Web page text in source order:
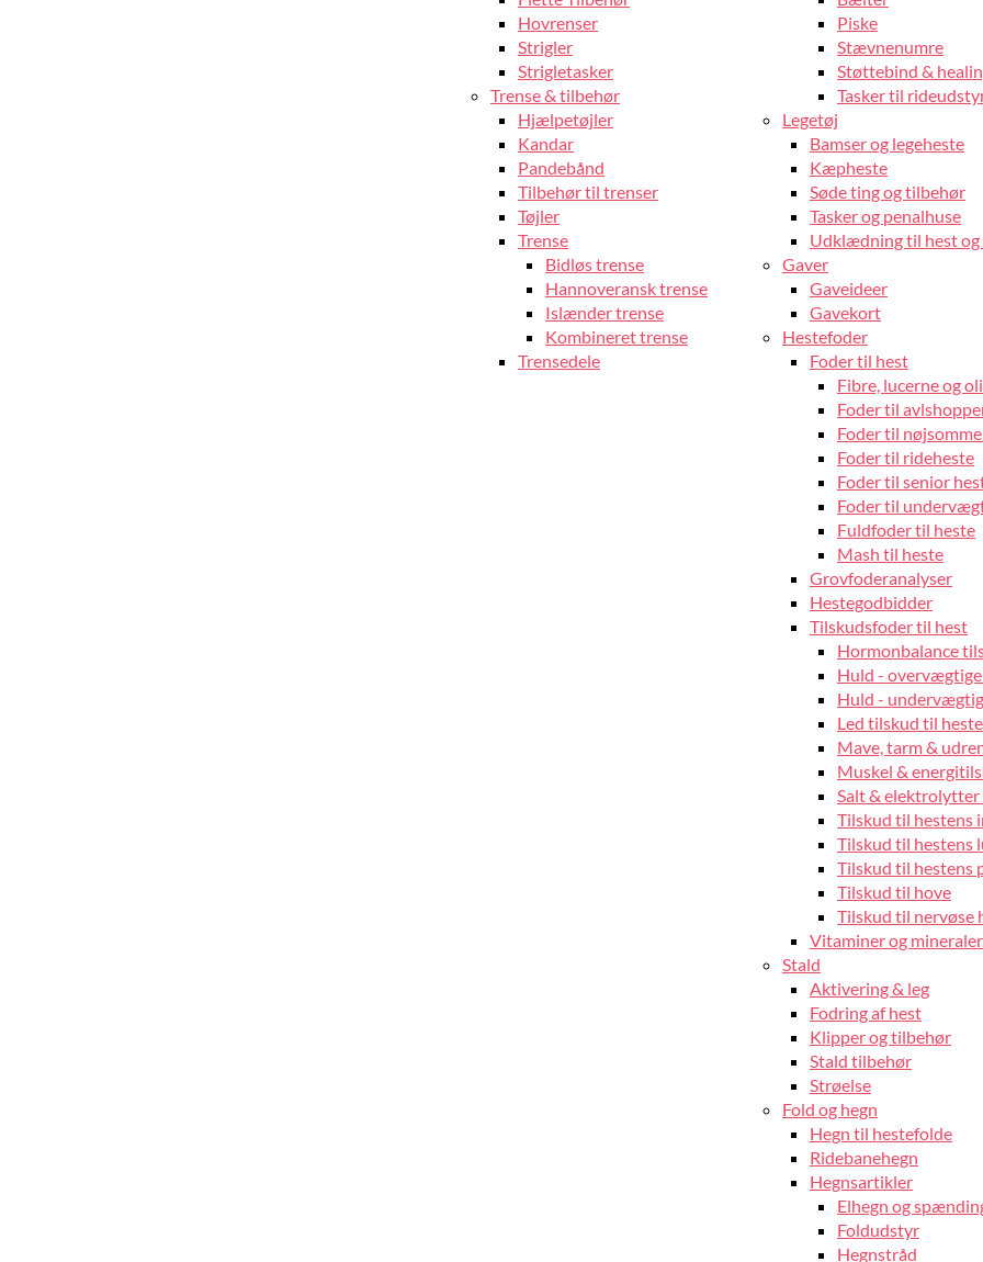
Hovrenser
Strigler
Strigletasker
Trense & tilbehør
Hjælpetøjler
Kandar
Pandebånd
Tilbehør til trenser
Tøjler
Trense
Bidløs trense
Hannoveransk trense
Islænder trense
Kombineret trense
Trensedele
Piske
Stævnenumre
Støttebind &
Tasker til
Legetøj
Bamser og legeheste
Kæpheste
Søde ting og tilbehør
Tasker og penalhuse
Udklædning til hest
Gaver
Gaveideer
Gavekort
Hestefoder
Foder til hest
Fibre, lucerne og
Foder til
Foder til
Foder til rideheste
Foder til senior
Foder til
Fuldfoder til heste
Mash til heste
Grovfoderanalyser
Hestegodbidder
Tilskudsfoder til hest
Hormonbalance
Huld -
Huld -
Led tilskud til heste
Mave, tarm &
Muskel &
Salt &
Tilskud til hestens
Tilskud til hestens
Tilskud til hestens
Tilskud til hove
Tilskud til nervøse
Vitaminer og
Stald
Aktivering & leg
Fodring af hest
Klipper og tilbehør
Stald tilbehør
Strøelse
Fold og hegn
Hegn til hestefolde
Ridebanehegn
Hegnsartikler
Elhegn og
Foldudstyr
Hegnstråd